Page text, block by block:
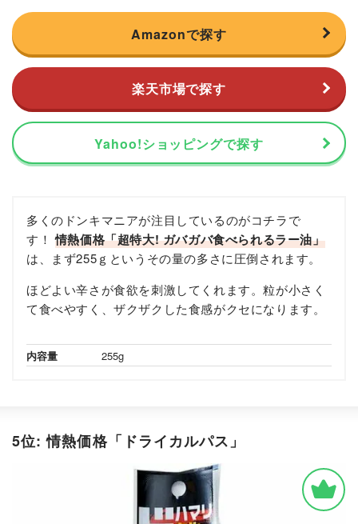
Amazonで探す
楽天市場で探す
Yahoo!ショッピングで探す
多くのドンキマニアが注目しているのがコチラで
す！情熱価格「超特大! ガバガバ食べられるラー油」
は、まず255ｇというその量の多さに圧倒されます。
ほどよい辛さが食欲を刺激してくれます。粒が小さく
て食べやすく、ザクザクした食感がクセになります。
内容量 255g
5位: 情熱価格「ドライカルパス」